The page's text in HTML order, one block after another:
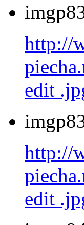
http://
edit
http://
edit